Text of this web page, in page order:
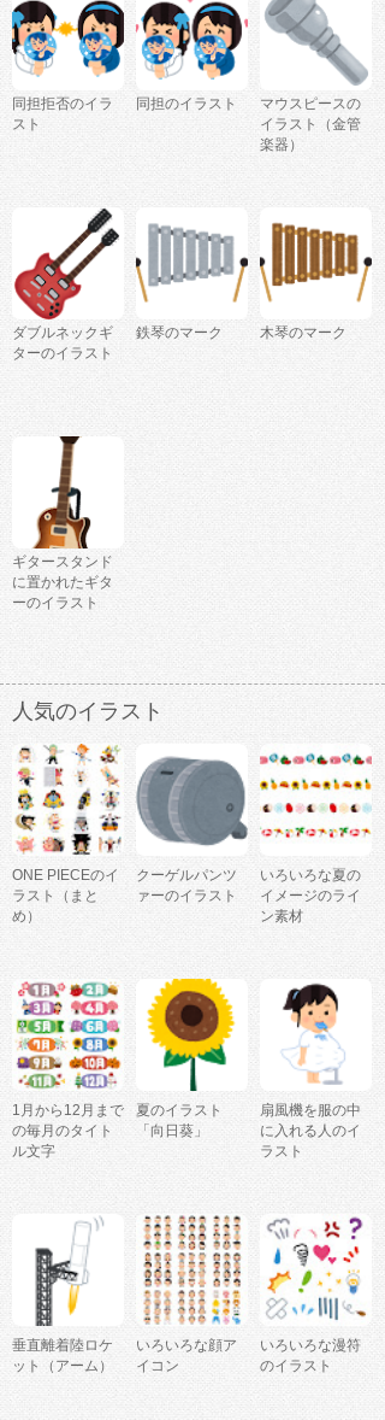
同担拒否のイラ
スト
同担のイラスト
マウスピースの
イラスト（金管
楽器）
ダブルネックギ
ターのイラスト
鉄琴のマーク 木琴のマーク
ギタースタンド
に置かれたギタ
ーのイラスト
人気のイラスト
ONE PIECEのイ
ラスト（まと
め）
クーゲルパンツ
ァーのイラスト
いろいろな夏の
イメージのライ
ン素材
1月から12月まで
の毎月のタイト
ル文字
夏のイラスト
「向日葵」
扇風機を服の中
に入れる人のイ
ラスト
垂直離着陸ロケ
ット（アーム）
いろいろな顔ア
イコン
いろいろな漫符
のイラスト